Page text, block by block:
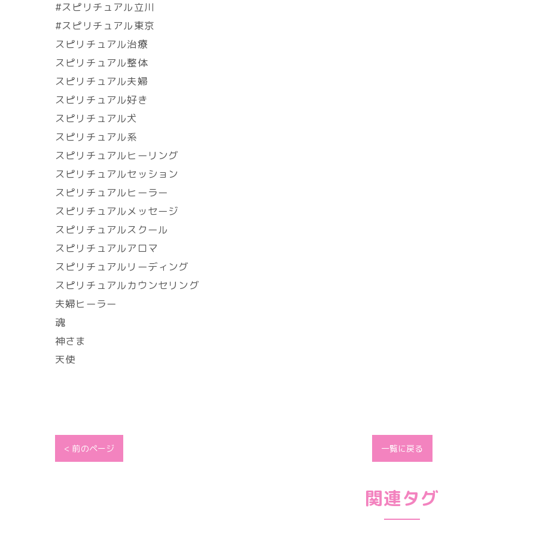
#スピリチュアル立川
#スピリチュアル東京
スピリチュアル治療
スピリチュアル整体
スピリチュアル夫婦
スピリチュアル好き
スピリチュアル犬
スピリチュアル系
スピリチュアルヒーリング
スピリチュアルセッション
スピリチュアルヒーラー
スピリチュアルメッセージ
スピリチュアルスクール
スピリチュアルアロマ
スピリチュアルリーディング
スピリチュアルカウンセリング
夫婦ヒーラー
魂
神さま
天使
< 前のページ 一覧に戻る
関連タグ